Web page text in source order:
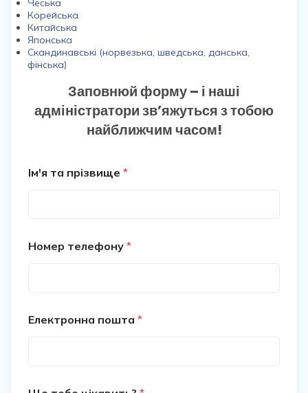
Чеська
Корейська
Китайська
Японська
Скандинавські (норвезька, шведська, данська,
фінська)
Заповнюй форму – і наші
адміністратори зв’яжуться з тобою
найближчим часом!
Ім'я та прізвище *
Номер телефону *
Електронна пошта *